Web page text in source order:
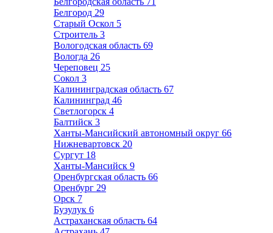
Белгород 29
Старый Оскол 5
Строитель 3
Вологодская область 69
Вологда 26
Череповец 25
Сокол 3
Калининградская область 67
Калининград 46
Светлогорск 4
Балтийск 3
Ханты-Мансийский автономный округ 66
Нижневартовск 20
Сургут 18
Ханты-Мансийск 9
Оренбургская область 66
Оренбург 29
Орск 7
Бузулук 6
Астраханская область 64